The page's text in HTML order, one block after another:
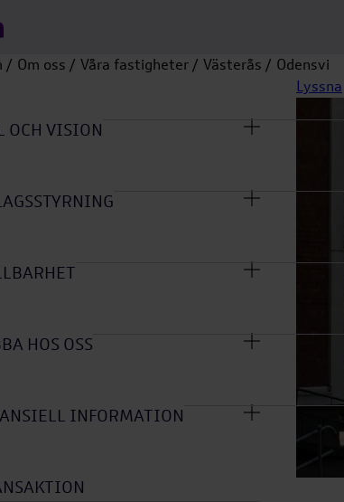
Om oss Våra fastigheter Västerås
Odensvi
Lyssna
OCH VISION
HOS OSS
INFORMATION